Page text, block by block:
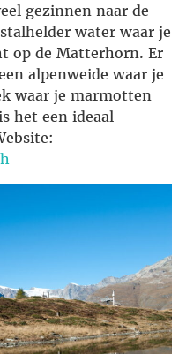
gezinnen naar de
water waar je
op de Matterhorn. Er
alpenweide waar je
waar je marmotten
het een ideaal